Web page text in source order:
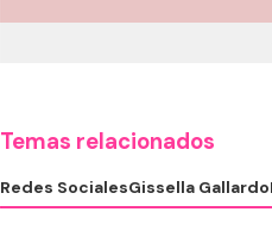
Temas relacionados
Redes SocialesGissella Gallardo